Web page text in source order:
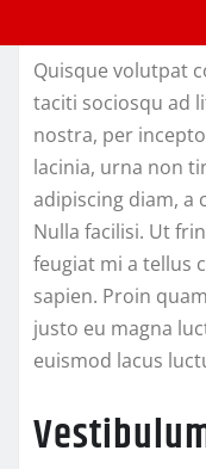
Quisque volutpat
taciti sociosqu ad
nostra, per
lacinia, urna non
adipiscing diam, a
Nulla facilisi. Ut
feugiat mi a tellus
sapien. Proin
justo eu magna
euismod lacus